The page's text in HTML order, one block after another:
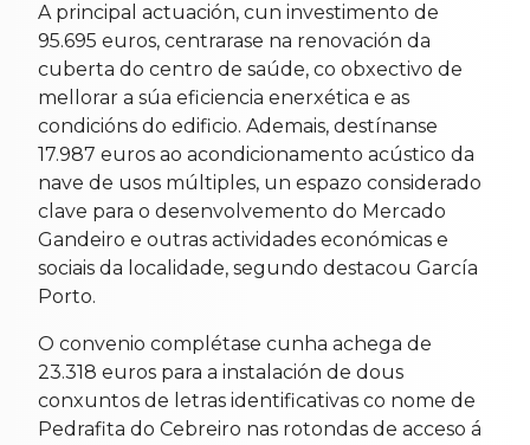
A principal actuación, cun investimento de
95.695 euros, centrarase na renovación da
cuberta do centro de saúde, co obxectivo de
mellorar a súa eficiencia enerxética e as
condicións do edificio. Ademais, destínanse
17.987 euros ao acondicionamento acústico da
nave de usos múltiples, un espazo considerado
clave para o desenvolvemento do Mercado
Gandeiro e outras actividades económicas e
sociais da localidade, segundo destacou García
Porto.
O convenio complétase cunha achega de
23.318 euros para a instalación de dous
conxuntos de letras identificativas co nome de
Pedrafita do Cebreiro nas rotondas de acceso á